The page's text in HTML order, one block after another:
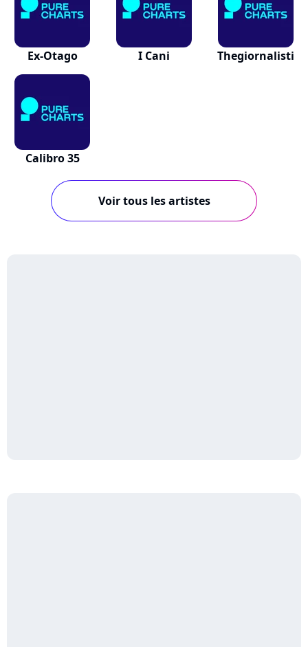
Ex-Otago I Cani Thegiornalisti
Calibro 35
Voir tous les artistes